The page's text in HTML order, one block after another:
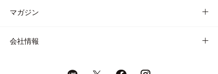
マガジン
会社情報